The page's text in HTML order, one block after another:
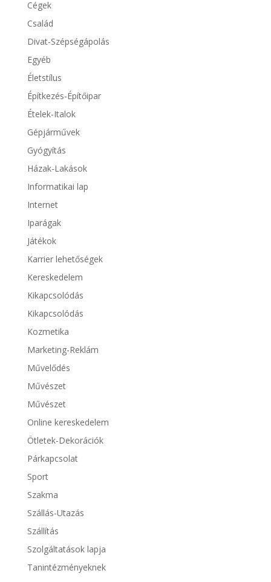
Cégek
Család
Divat-Szépségápolás
Egyéb
Életstílus
Építkezés-Építőipar
Ételek-Italok
Gépjárművek
Gyógyítás
Házak-Lakások
Informatikai lap
Internet
Iparágak
Játékok
Karrier lehetőségek
Kereskedelem
Kikapcsolódás
Kikapcsolódás
Kozmetika
Marketing-Reklám
Művelődés
Művészet
Művészet
Online kereskedelem
Ötletek-Dekorációk
Párkapcsolat
Sport
Szakma
Szállás-Utazás
Szállítás
Szolgáltatások lapja
Tanintézményeknek